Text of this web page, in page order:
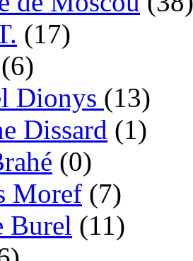
(17)
(6)
Dionys (13)
Dissard (1)
(0)
Moref (7)
Burel (11)